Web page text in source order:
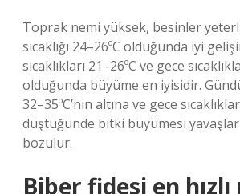
Toprak nemi yüksek, besinler
sıcaklığı 24–26ºC olduğunda iyi
sıcaklıkları 21–26ºC ve gece
olduğunda büyüme en iyisidir.
32–35ºC’nin altına ve gece
düştüğünde bitki büyümesi
bozulur.
Biber fidesi en hızlı